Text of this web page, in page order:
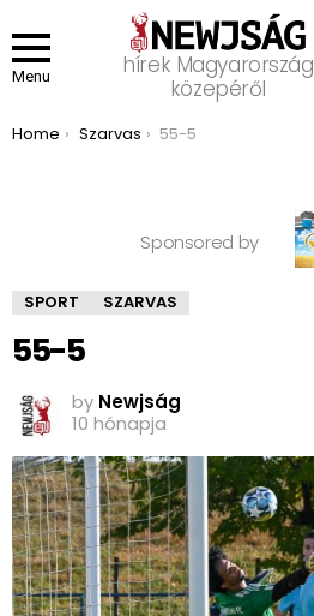
Menu
hírek Magyarország
közepéről
You are here:
Home Szarvas 55-5
Sponsored by
SPORT SZARVAS
55-5
by Newjság
10 hónapja